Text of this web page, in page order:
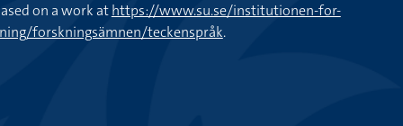
on a work athttps://www.su.se/institutionen-for-
forskningsämnen/teckenspråk.